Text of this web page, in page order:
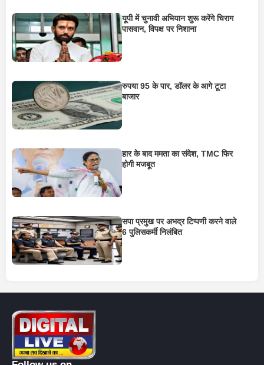
यूपी में चुनावी अभियान शुरू करेंगे चिराग
पासवान, विपक्ष पर निशाना
रुपया 95 के पार, डॉलर के आगे टूटा
बाजार
हार के बाद ममता का संदेश, TMC फिर
होगी मजबूत
सपा प्रमुख पर अभद्र टिप्पणी करने वाले
6 पुलिसकर्मी निलंबित